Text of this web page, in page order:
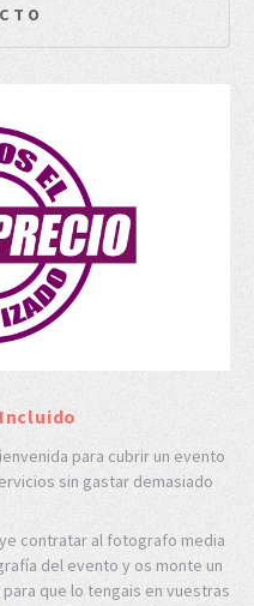
para cubrir un evento
sin gastar demasiado
contratar al fotografo media
del evento y os monte un
que lo tengais en vuestras